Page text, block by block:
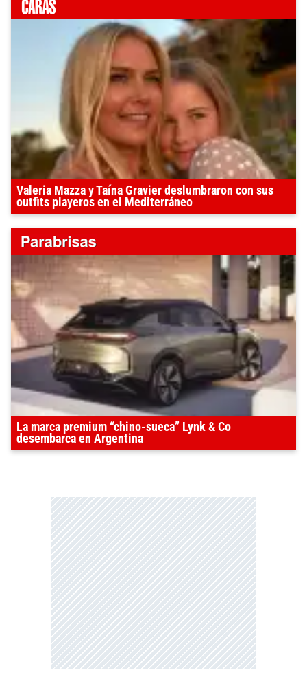
Valeria Mazza y Taína Gravier deslumbraron con sus
outfits playeros en el Mediterráneo
La marca premium “chino-sueca” Lynk & Co
desembarca en Argentina